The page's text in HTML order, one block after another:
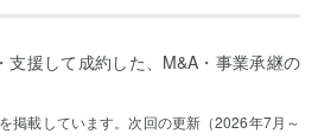
支援して成約した、M&A・事業承継の
掲載しています。次回の更新（2026年7月～